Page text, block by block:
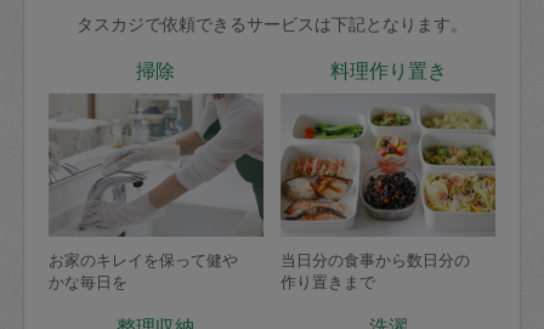
タスカジで依頼できるサービスは下記となります。
掃除
お家のキレイを保って健や
かな毎日を
料理作り置き
当日分の食事から数日分の
作り置きまで